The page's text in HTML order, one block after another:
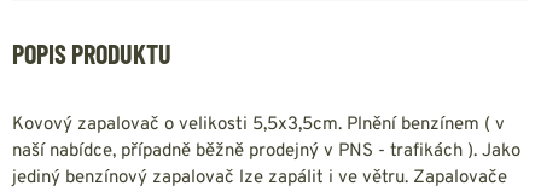
POPIS PRODUKTU
Kovový zapalovač o velikosti 5,5x3,5cm. Plnění benzínem ( v
naší nabídce, případně běžně prodejný v PNS - trafikách ). Jako
jediný benzínový zapalovač lze zapálit i ve větru. Zapalovače